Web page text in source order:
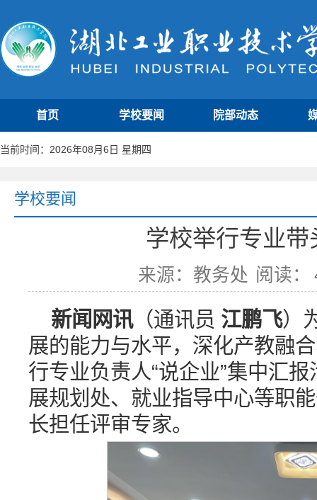
首页 学校要闻 院部动态
当前时间：2026年08月6日 星期四
学校要闻
学校举行专业带
来源：教务处 阅读：
新闻网讯（通讯员 江鹏飞）
展的能力与水平，深化产教融
行专业负责人“说企业”集中汇
展规划处、就业指导中心等职
长担任评审专家。